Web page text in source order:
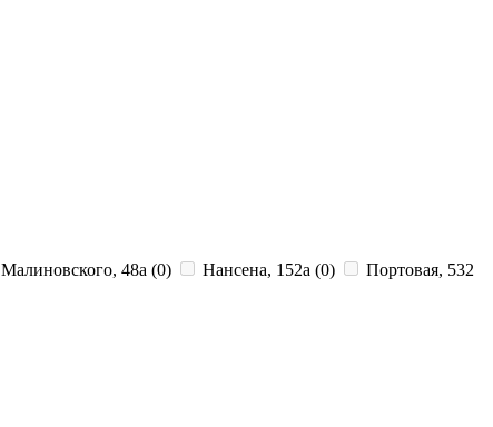
Малиновского, 48а (0) Нансена, 152а (0)
Портовая, 532